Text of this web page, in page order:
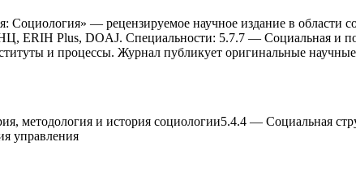
Социология» — рецензируемое научное издание в области
ERIH Plus, DOAJ. Специальности: 5.7.7 — Социальная и
и процессы. Журнал публикует оригинальные
методология и история социологии5.4.4 — Социальная
управления